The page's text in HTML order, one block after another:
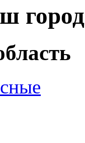
город